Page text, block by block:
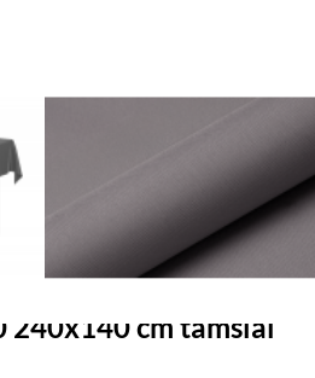
240x140 cm tamsiai